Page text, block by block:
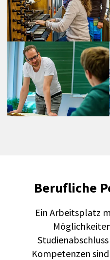
Berufliche
Ein Arbeitsplatz
Kompetenzen